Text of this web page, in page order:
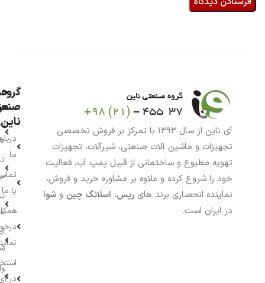
آی ناین از سال ۱۳۹۳ با تمرکز بر فروش تخصصی
تجهیزات و ماشین آلات صنعتی، شیرآلات، تجهیزات
تهویه مطبوع و ساختمانی از قبیل پمپ آب، فعالیت
خود را شروع کرده و علاوه بر مشاوره خرید و فروش،
نماینده انحصاری برند های رپس، اسلانگ چین و شوا
در ایران است.
گروه
ناین
ما
با ما
در